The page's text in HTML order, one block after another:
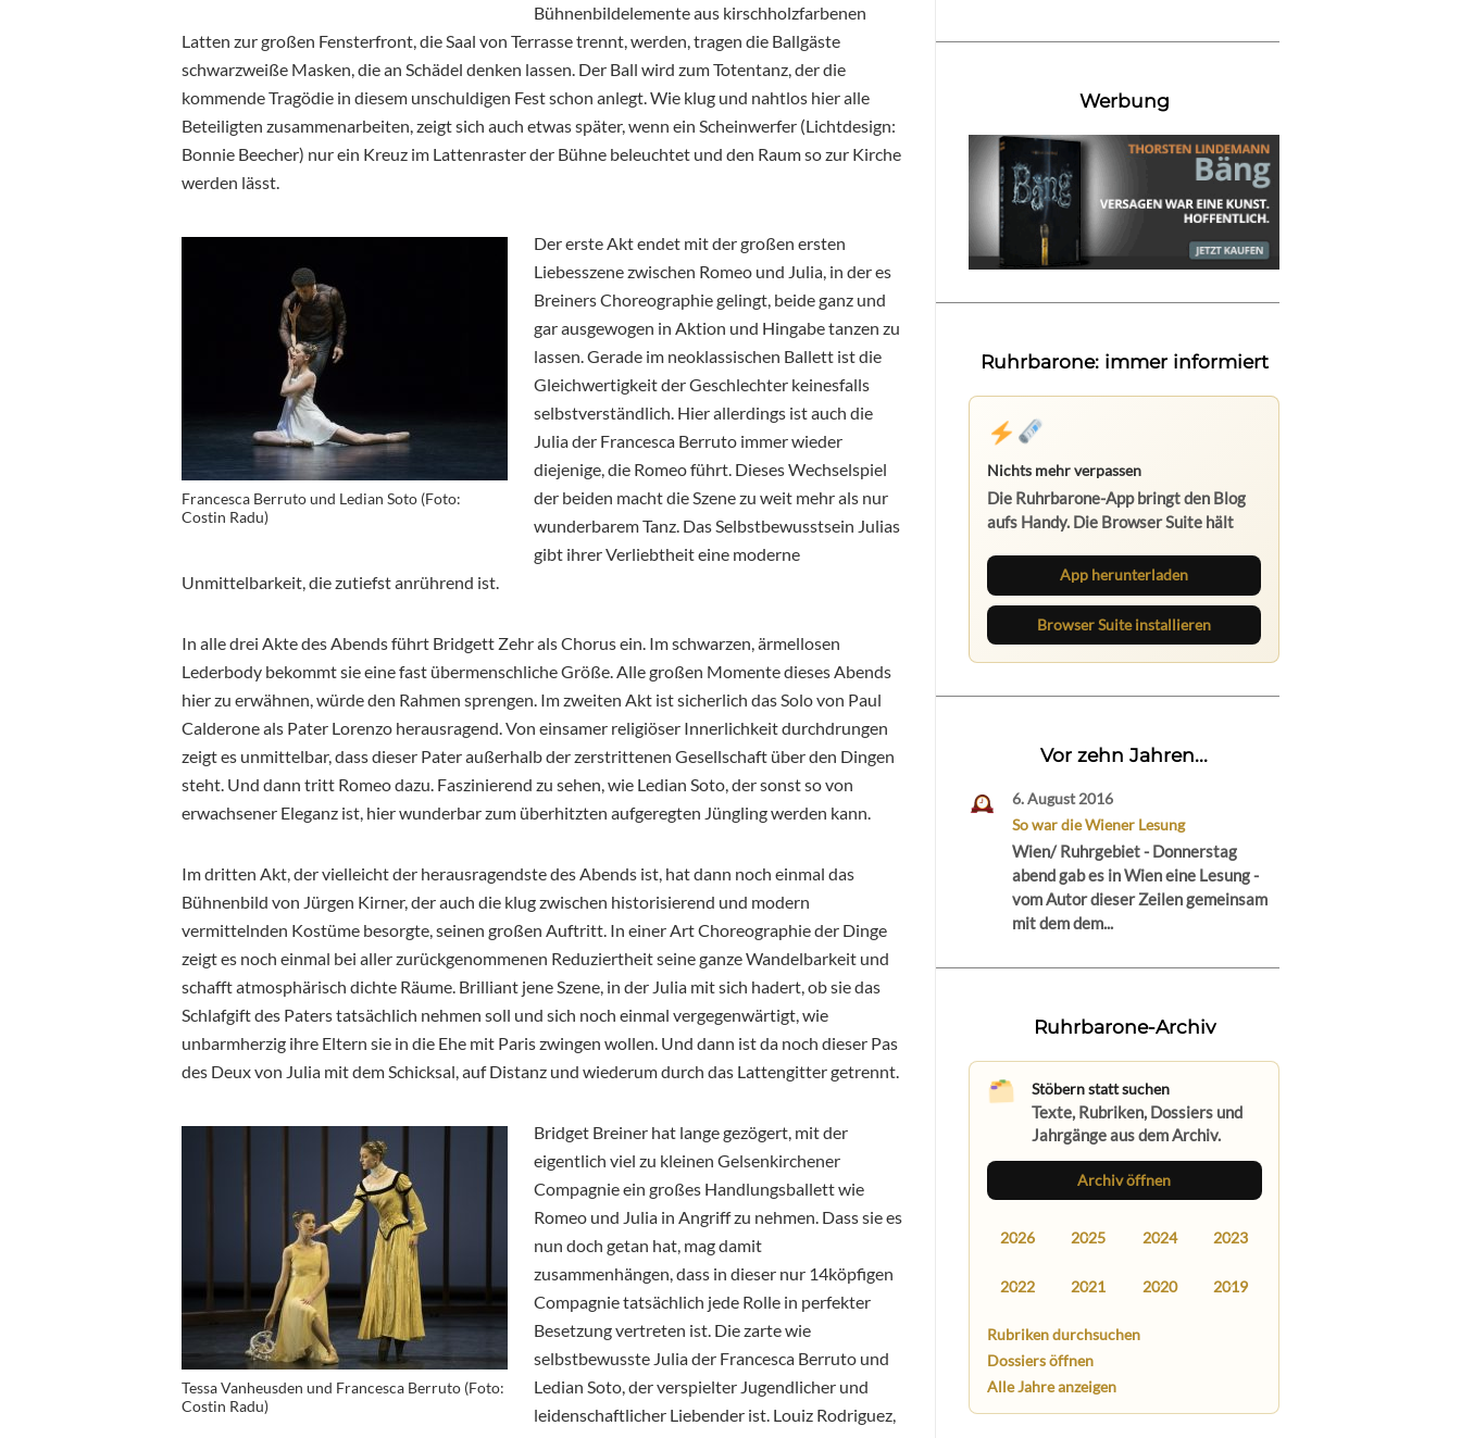
Bühnenbildelemente aus kirschholzfarbenen
Latten zur großen Fensterfront, die Saal von Terrasse trennt, werden, tragen die Ballgäste
schwarzweiße Masken, die an Schädel denken lassen. Der Ball wird zum Totentanz, der die
kommende Tragödie in diesem unschuldigen Fest schon anlegt. Wie klug und nahtlos hier alle
Beteiligten zusammenarbeiten, zeigt sich auch etwas später, wenn ein Scheinwerfer (Lichtdesign:
Bonnie Beecher) nur ein Kreuz im Lattenraster der Bühne beleuchtet und den Raum so zur Kirche
werden lässt.
Francesca Berruto und Ledian Soto (Foto:
Costin Radu)
Der erste Akt endet mit der großen ersten
Liebesszene zwischen Romeo und Julia, in der es
Breiners Choreographie gelingt, beide ganz und
gar ausgewogen in Aktion und Hingabe tanzen zu
lassen. Gerade im neoklassischen Ballett ist die
Gleichwertigkeit der Geschlechter keinesfalls
selbstverständlich. Hier allerdings ist auch die
Julia der Francesca Berruto immer wieder
diejenige, die Romeo führt. Dieses Wechselspiel
der beiden macht die Szene zu weit mehr als nur
wunderbarem Tanz. Das Selbstbewusstsein Julias
gibt ihrer Verliebtheit eine moderne
Unmittelbarkeit, die zutiefst anrührend ist.
In alle drei Akte des Abends führt Bridgett Zehr als Chorus ein. Im schwarzen, ärmellosen
Lederbody bekommt sie eine fast übermenschliche Größe. Alle großen Momente dieses Abends
hier zu erwähnen, würde den Rahmen sprengen. Im zweiten Akt ist sicherlich das Solo von Paul
Calderone als Pater Lorenzo herausragend. Von einsamer religiöser Innerlichkeit durchdrungen
zeigt es unmittelbar, dass dieser Pater außerhalb der zerstrittenen Gesellschaft über den Dingen
steht. Und dann tritt Romeo dazu. Faszinierend zu sehen, wie Ledian Soto, der sonst so von
erwachsener Eleganz ist, hier wunderbar zum überhitzten aufgeregten Jüngling werden kann.
Im dritten Akt, der vielleicht der herausragendste des Abends ist, hat dann noch einmal das
Bühnenbild von Jürgen Kirner, der auch die klug zwischen historisierend und modern
vermittelnden Kostüme besorgte, seinen großen Auftritt. In einer Art Choreographie der Dinge
zeigt es noch einmal bei aller zurückgenommenen Reduziertheit seine ganze Wandelbarkeit und
schafft atmosphärisch dichte Räume. Brilliant jene Szene, in der Julia mit sich hadert, ob sie das
Schlafgift des Paters tatsächlich nehmen soll und sich noch einmal vergegenwärtigt, wie
unbarmherzig ihre Eltern sie in die Ehe mit Paris zwingen wollen. Und dann ist da noch dieser Pas
des Deux von Julia mit dem Schicksal, auf Distanz und wiederum durch das Lattengitter getrennt.
Tessa Vanheusden und Francesca Berruto (Foto:
Costin Radu)
Bridget Breiner hat lange gezögert, mit der
eigentlich viel zu kleinen Gelsenkirchener
Compagnie ein großes Handlungsballett wie
Romeo und Julia in Angriff zu nehmen. Dass sie es
nun doch getan hat, mag damit
zusammenhängen, dass in dieser nur 14köpfigen
Compagnie tatsächlich jede Rolle in perfekter
Besetzung vertreten ist. Die zarte wie
selbstbewusste Julia der Francesca Berruto und
Ledian Soto, der verspielter Jugendlicher und
leidenschaftlicher Liebender ist. Louiz Rodriguez,
Werbung
Ruhrbarone: immer informiert
Nichts mehr verpassen
Die Ruhrbarone-App bringt den Blog
aufs Handy. Die Browser Suite hält
App herunterladen
Browser Suite installieren
Vor zehn Jahren...
6. August 2016
So war die Wiener Lesung
Wien/ Ruhrgebiet - Donnerstag
abend gab es in Wien eine Lesung -
vom Autor dieser Zeilen gemeinsam
mit dem dem...
Ruhrbarone-Archiv
Stöbern statt suchen
Texte, Rubriken, Dossiers und
Jahrgänge aus dem Archiv.
Archiv öffnen
2026 2025 2024 2023
2022 2021 2020 2019
Rubriken durchsuchen
Dossiers öffnen
Alle Jahre anzeigen